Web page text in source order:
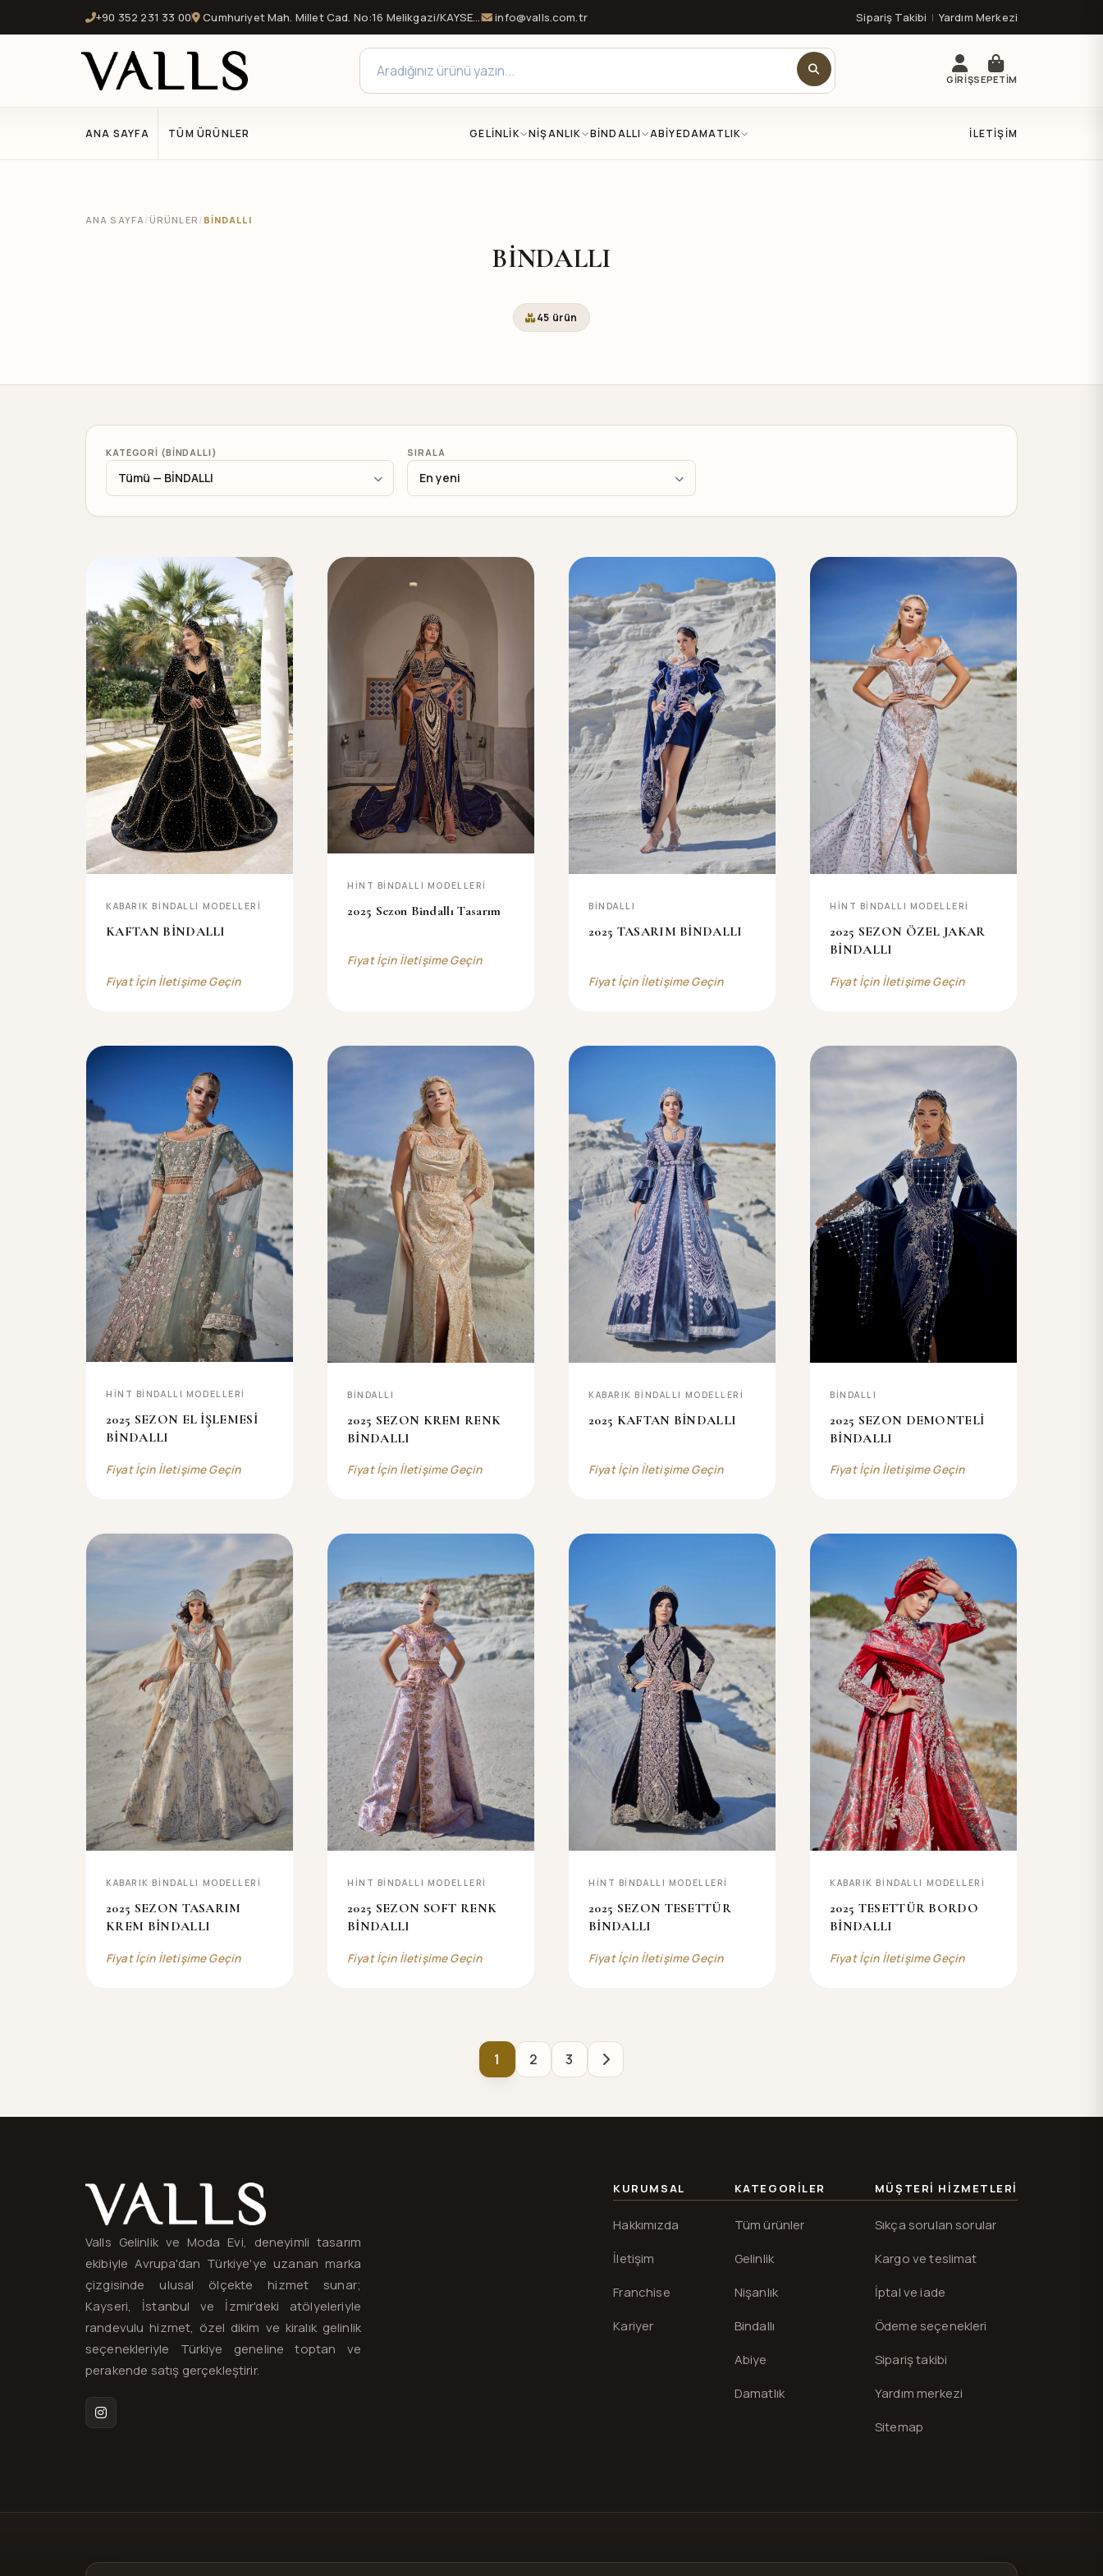
+90 352 231 33 00 Cumhuriyet Mah. Millet Cad. No:16 Melikgazi/KAYSERİ info@valls.com.tr Sipariş Takibi | Yardım Merkezi
GİRİŞSEPETİM
ANA SAYFA TÜM ÜRÜNLER GELİNLİK NİŞANLIK BİNDALLI ABİYEDAMATLIK İLETIŞIM
ANA SAYFA / ÜRÜNLER / BİNDALLI
BİNDALLI
45 ürün
KATEGORI (BİNDALLI) SIRALA
KABARIK BİNDALLI MODELLERİ
KAFTAN BİNDALLI
Fiyat İçin İletişime Geçin
HINT BINDALLI MODELLERI
2025 Sezon Bindallı Tasarım
Fiyat İçin İletişime Geçin
BİNDALLI
2025 TASARIM BİNDALLI
Fiyat İçin İletişime Geçin
HINT BINDALLI MODELLERI
2025 SEZON ÖZEL JAKAR
BİNDALLI
Fiyat İçin İletişime Geçin
HINT BINDALLI MODELLERI
2025 SEZON EL İŞLEMESİ
BİNDALLI
Fiyat İçin İletişime Geçin
BİNDALLI
2025 SEZON KREM RENK
BİNDALLI
Fiyat İçin İletişime Geçin
KABARIK BİNDALLI MODELLERİ
2025 KAFTAN BİNDALLI
Fiyat İçin İletişime Geçin
BİNDALLI
2025 SEZON DEMONTELİ
BİNDALLI
Fiyat İçin İletişime Geçin
KABARIK BİNDALLI MODELLERİ
2025 SEZON TASARIM
KREM BİNDALLI
Fiyat İçin İletişime Geçin
HINT BINDALLI MODELLERI
2025 SEZON SOFT RENK
BİNDALLI
Fiyat İçin İletişime Geçin
HINT BINDALLI MODELLERI
2025 SEZON TESETTÜR
BİNDALLI
Fiyat İçin İletişime Geçin
KABARIK BİNDALLI MODELLERİ
2025 TESETTÜR BORDO
BİNDALLI
Fiyat İçin İletişime Geçin
1 2 3
Valls® — site haritası ve iletişim
Valls Gelinlik ve Moda Evi, deneyimli tasarım
ekibiyle Avrupa'dan Türkiye'ye uzanan marka
çizgisinde ulusal ölçekte hizmet sunar;
Kayseri, İstanbul ve İzmir'deki atölyeleriyle
randevulu hizmet, özel dikim ve kiralık gelinlik
seçenekleriyle Türkiye geneline toptan ve
perakende satış gerçekleştirir.
Instagram
KURUMSAL
Hakkımızda
İletişim
Franchise
Kariyer
KATEGORILER
Tüm ürünler
Gelinlik
Nişanlık
Bindallı
Abiye
Damatlık
MÜŞTERI HIZMETLERI
Sıkça sorulan sorular
Kargo ve teslimat
İptal ve iade
Ödeme seçenekleri
Sipariş takibi
Yardım merkezi
Sitemap